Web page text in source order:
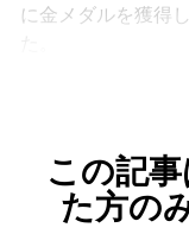
に金メダルを獲得
この記
た方の